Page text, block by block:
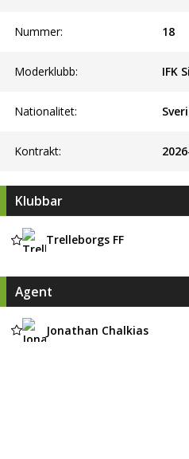
Nummer: 18
Moderklubb: IFK
Nationalitet:
Kontrakt:
Klubbar
Trelleborgs FF
Agent
Jonathan Chalkias